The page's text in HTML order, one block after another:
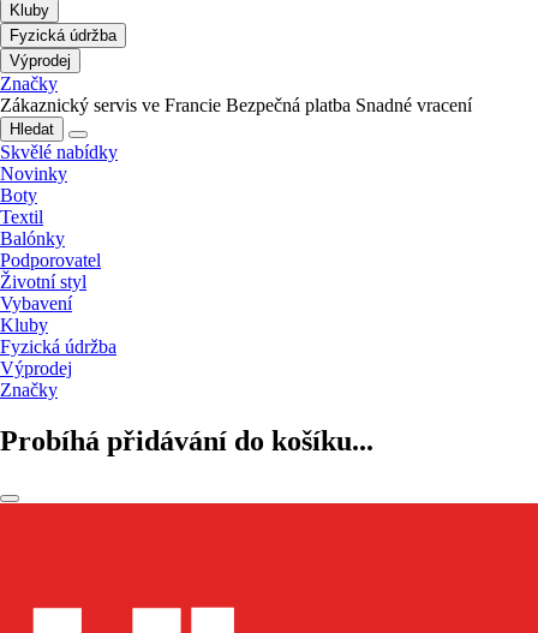
Kluby
Fyzická údržba
Výprodej
Značky
Zákaznický servis ve Francie Bezpečná platba Snadné vracení
Hledat
Skvělé nabídky
Novinky
Boty
Textil
Balónky
Podporovatel
Životní styl
Vybavení
Kluby
Fyzická údržba
Výprodej
Značky
Probíhá přidávání do košíku...